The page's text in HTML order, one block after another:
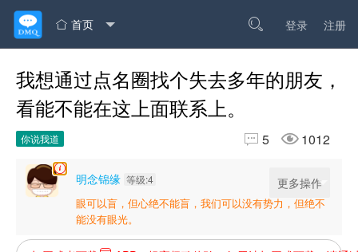
 首页  登录 注册
我想通过点名圈找个失去多年的朋友，
看能不能在这上面联系上。
你说我道  5 1012
明念锦缘 等级:4
眼可以盲，但心绝不能盲，我们可以没有势力，但绝不
能没有眼光。
更多操作